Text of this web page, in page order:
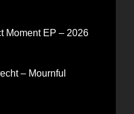
Moment EP – 2026
– Mournful